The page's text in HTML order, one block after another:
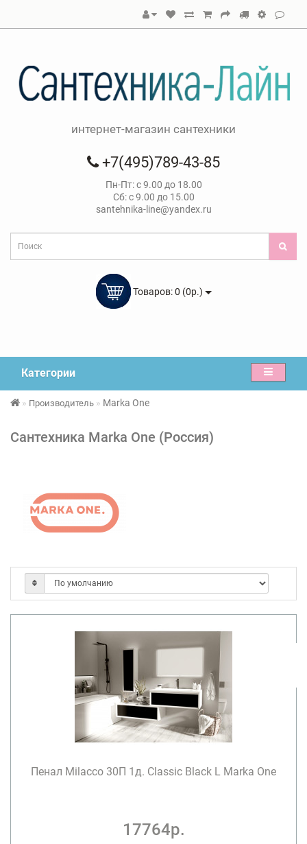
интернет-магазин сантехники
+7(495)789-43-85
Пн-Пт: с 9.00 до 18.00
Сб: с 9.00 до 15.00
santehnika-line@yandex.ru
Товаров: 0 (0р.)
Категории
Производитель Marka One
Сантехника Marka One (Россия)
Пенал Milacco 30П 1д. Classic Black L Marka One
17764р.